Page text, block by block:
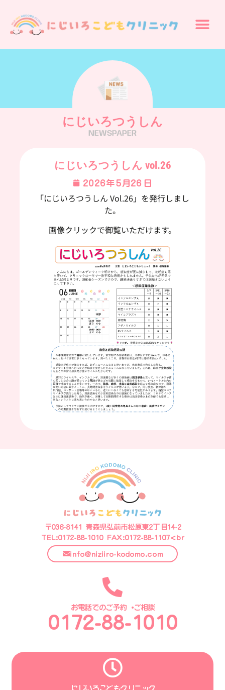
にじいろつうしん
NEWSPAPER
にじいろつうしん vol.26
2026年5月26日
「にじいろつうしん Vol.26」を発行しまし
た。
画像クリックで御覧いただけます。
〒036-8141 青森県弘前市松原東2丁目14-2
TEL:0172-88-1010 FAX:0172-88-1107<br
info@niziiro-kodomo.com
お電話でのご予約・ご相談
0172-88-1010
にじいろこどもクリニック